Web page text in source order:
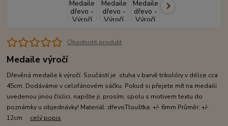
Ohodnotit produkt
Medaile výročí
Dřevěná medaile k výročí. Součástí je stuha v barvě trikolóry v délce cca
45cm. Dodáváme v celofánovém sáčku. Pokud si přejete mít na medaili
uvedenou jinou číslici, napište ji, prosím, spolu s motivem textu do
poznámky u objednávky! Materiál: dřevoTloušťka: +/- 6mm Průměr: +/-
12cm celý popis